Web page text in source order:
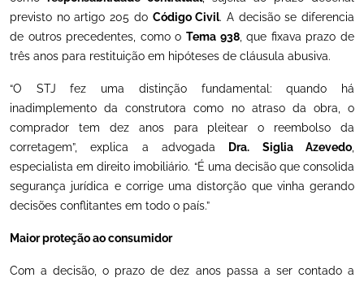
previsto no artigo 205 do Código Civil. A decisão se diferencia
de outros precedentes, como o Tema 938, que fixava prazo de
três anos para restituição em hipóteses de cláusula abusiva.
“O STJ fez uma distinção fundamental: quando há
inadimplemento da construtora como no atraso da obra, o
comprador tem dez anos para pleitear o reembolso da
corretagem”, explica a advogada Dra. Siglia Azevedo
especialista em direito imobiliário. “É uma decisão que consolida
segurança jurídica e corrige uma distorção que vinha gerando
decisões conflitantes em todo o país.”
Maior proteção ao consumidor
Com a decisão, o prazo de dez anos passa a ser contado a